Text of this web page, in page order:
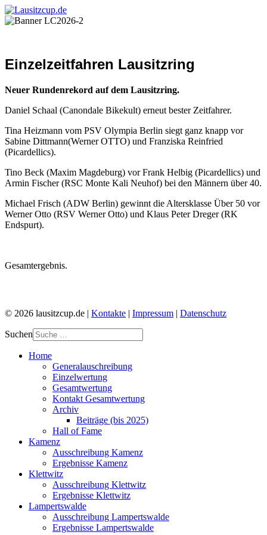
Einzelzeitfahren Lausitzring
Neuer Rundenrekord auf dem Lausitzring.
Daniel Schaal (Canondale Bikekult) erneut bester Zeitfahrer.
Tina Heizmann vom PSV Olympia Berlin siegt ganz knapp vor
Sabine Dittmann(Werner OTTO) und Franziska Reinfried
(Picardellics).
Tino Beck (Maxim Magdeburg) vor Frank Helbig (Picardellics) und
Armin Fischer (RSC Monte Kali Neuhof) bei den Männern über 40.
Michael Frisch (ADW Berlin) gewinnt die Altersklasse Über 50 vor
Werner Otto (RSV Werner Otto) und Klaus Peter Dreger (RK
Endspurt).
Gesamtergebnis.
© 2026 lausitzcup.de | Kontakte | Impressum | Datenschutz
Suchen
Home
Generalauschreibung
Einzelwertung
Gesamtwertung
Kontakt Gesamtwertung
Archiv
Beiträge (bis 2025)
Hall of Fame
Kamenz
Ausschreibung Kamenz
Ergebnisse Kamenz
Klettwitz
Ausschreibung Klettwitz
Ergebnisse Klettwitz
Lampertswalde
Ausschreibung Lampertswalde
Ergebnisse Lampertswalde